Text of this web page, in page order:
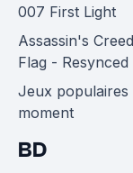
007 First Light
Assassin's
Flag - Resynced
Jeux populaires
moment
BD